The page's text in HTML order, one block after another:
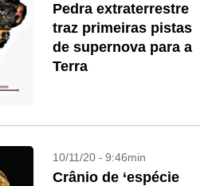
Pedra extraterrestre
traz primeiras pistas
de supernova para a
Terra
10/11/20 - 9:46min
Crânio de ‘espécie